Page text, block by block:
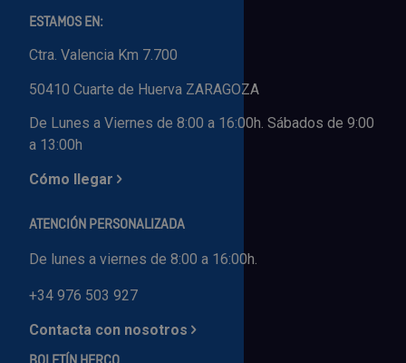
ESTAMOS EN:
Ctra. Valencia Km 7.700
50410 Cuarte de Huerva ZARAGOZA
De Lunes a Viernes de 8:00 a 16:00h. Sábados de 9:00
a 13:00h
Cómo llegar
ATENCIÓN PERSONALIZADA
De lunes a viernes de 8:00 a 16:00h.
+34 976 503 927
Contacta con nosotros